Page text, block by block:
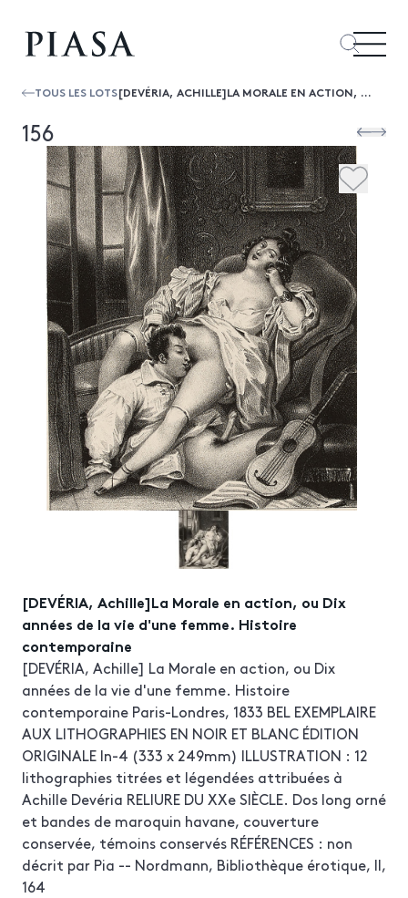
TOUS LES LOTS [DEVÉRIA, ACHILLE]LA MORALE EN ACTION, OU DIX ANNÉES DE LA VIE D'UNE FEMME. HISTOIRE CONTEMPORAINE
156
[DEVÉRIA, Achille]La Morale en action, ou Dix
années de la vie d'une femme. Histoire
contemporaine
[DEVÉRIA, Achille] La Morale en action, ou Dix
années de la vie d'une femme. Histoire
contemporaine Paris-Londres, 1833 BEL EXEMPLAIRE
AUX LITHOGRAPHIES EN NOIR ET BLANC ÉDITION
ORIGINALE In-4 (333 x 249mm) ILLUSTRATION : 12
lithographies titrées et légendées attribuées à
Achille Devéria RELIURE DU XXe SIÈCLE. Dos long orné
et bandes de maroquin havane, couverture
conservée, témoins conservés RÉFÉRENCES : non
décrit par Pia -- Nordmann, Bibliothèque érotique, II,
164